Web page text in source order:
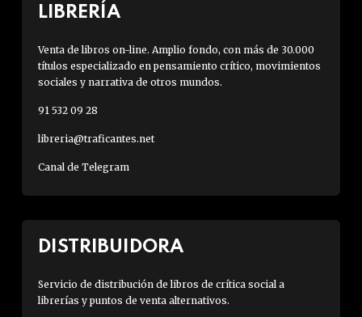
LIBRERÍA
Venta de libros on-line. Amplio fondo, con más de 30.000
títulos especializado en pensamiento crítico, movimientos
sociales y narrativa de otros mundos.
91 532 09 28
libreria@traficantes.net
Canal de Telegram
DISTRIBUIDORA
Servicio de distribución de libros de crítica social a
librerías y puntos de venta alternativos.